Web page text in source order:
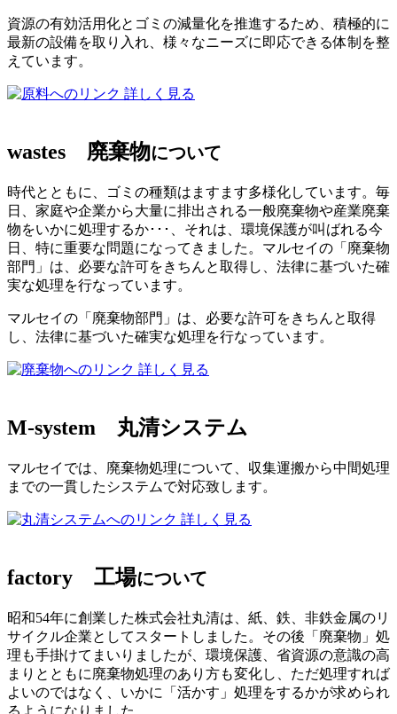
資源の有効活用化とゴミの減量化を推進するため、積極的に
最新の設備を取り入れ、様々なニーズに即応できる体制を整
えています。
詳しく見る
wastes 廃棄物について
時代とともに、ゴミの種類はますます多様化しています。毎
日、家庭や企業から大量に排出される一般廃棄物や産業廃棄
物をいかに処理するか･･･、それは、環境保護が叫ばれる今
日、特に重要な問題になってきました。マルセイの「廃棄物
部門」は、必要な許可をきちんと取得し、法律に基づいた確
実な処理を行なっています。
マルセイの「廃棄物部門」は、必要な許可をきちんと取得
し、法律に基づいた確実な処理を行なっています。
詳しく見る
M-system 丸清システム
マルセイでは、廃棄物処理について、収集運搬から中間処理
までの一貫したシステムで対応致します。
詳しく見る
factory 工場について
昭和54年に創業した株式会社丸清は、紙、鉄、非鉄金属のリ
サイクル企業としてスタートしました。その後「廃棄物」処
理も手掛けてまいりましたが、環境保護、省資源の意識の高
まりとともに廃棄物処理のあり方も変化し、ただ処理すれば
よいのではなく、いかに「活かす」処理をするかが求められ
るようになりました。